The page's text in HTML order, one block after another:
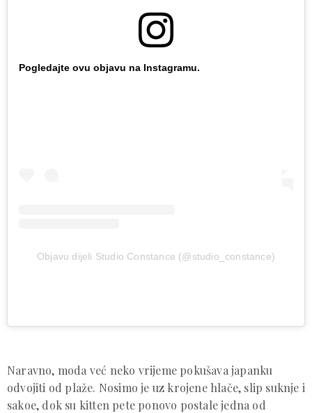
Pogledajte ovu objavu na Instagramu.
Objavu dijeli Studio Constance (@studio_constance)
Naravno, moda već neko vrijeme pokušava japanku
odvojiti od plaže. Nosimo je uz krojene hlače, slip suknje i
sakoe, dok su kitten pete ponovo postale jedna od